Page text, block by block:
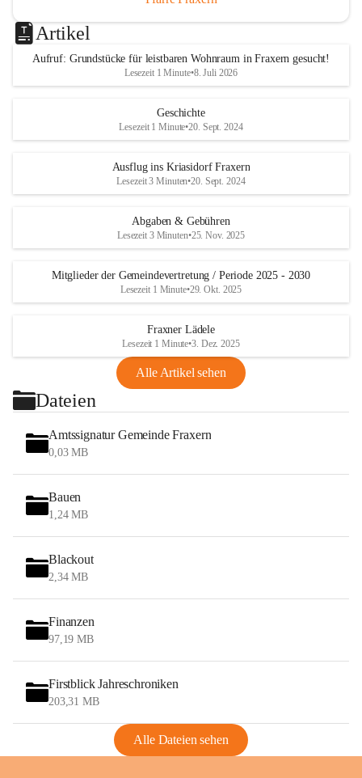
Artikel
Aufruf: Grundstücke für leistbaren Wohnraum in Fraxern gesucht!
Lesezeit 1 Minute•8. Juli 2026
Geschichte
Lesezeit 1 Minute•20. Sept. 2024
Ausflug ins Kriasidorf Fraxern
Lesezeit 3 Minuten•20. Sept. 2024
Abgaben & Gebühren
Lesezeit 3 Minuten•25. Nov. 2025
Mitglieder der Gemeindevertretung / Periode 2025 - 2030
Lesezeit 1 Minute•29. Okt. 2025
Fraxner Lädele
Lesezeit 1 Minute•3. Dez. 2025
Alle Artikel sehen
Dateien
Amtssignatur Gemeinde Fraxern
0,03 MB
Bauen
1,24 MB
Blackout
2,34 MB
Finanzen
97,19 MB
Firstblick Jahreschroniken
203,31 MB
Alle Dateien sehen